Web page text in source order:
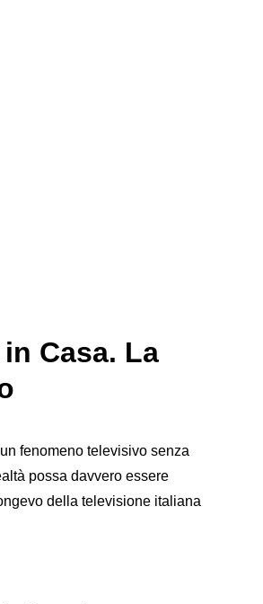
Casa. La
fenomeno televisivo senza
possa davvero essere
della televisione italiana